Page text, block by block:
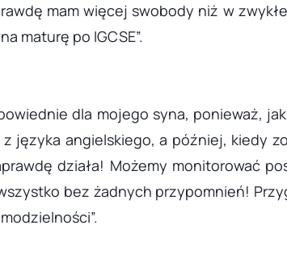
mam więcej swobody niż w
maturę po IGCSE”.
dla mojego syna, ponieważ,
języka angielskiego, a później, kiedy
działa! Możemy monitorować
bez żadnych przypomnień!